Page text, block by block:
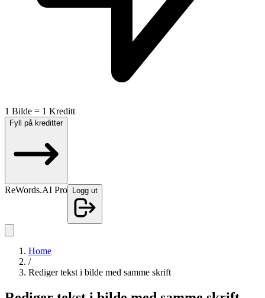
1 Bilde = 1 Kreditt
Fyll på kreditter
ReWords.AI Pro Logg ut
Home
/
Rediger tekst i bilde med samme skrift